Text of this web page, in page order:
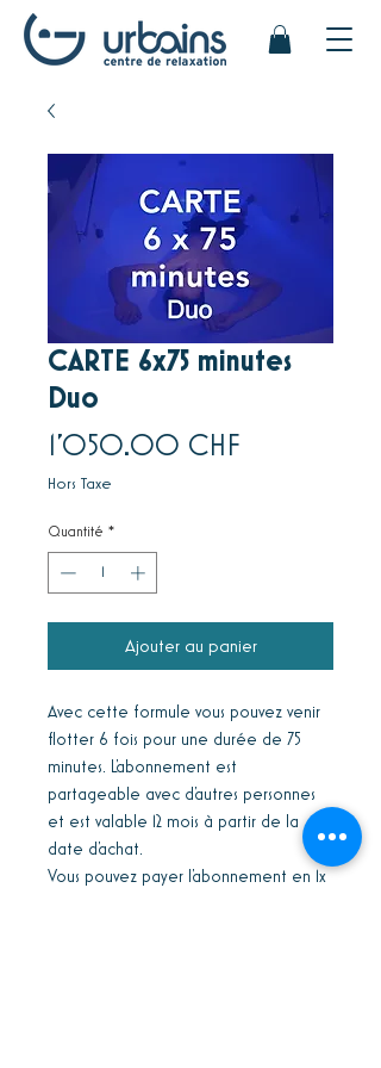
CARTE 6x75 minutes
Duo
1'050.00 CHF
Hors Taxe
Quantité *
Ajouter au panier
Avec cette formule vous pouvez venir
flotter 6 fois pour une durée de 75
minutes. L'abonnement est
partageable avec d'autres personnes
et est valable 12 mois à partir de la
date d'achat.
Vous pouvez payer l'abonnement en 1x